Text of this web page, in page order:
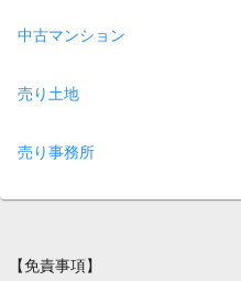
中古マンション
売り土地
売り事務所
【免責事項】